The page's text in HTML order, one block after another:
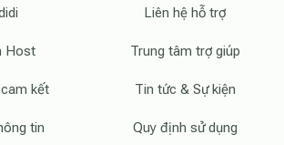
Host
kết
tin
Liên hệ hỗ trợ
Trung tâm trợ giúp
Tin tức & Sự kiện
Quy định sử dụng